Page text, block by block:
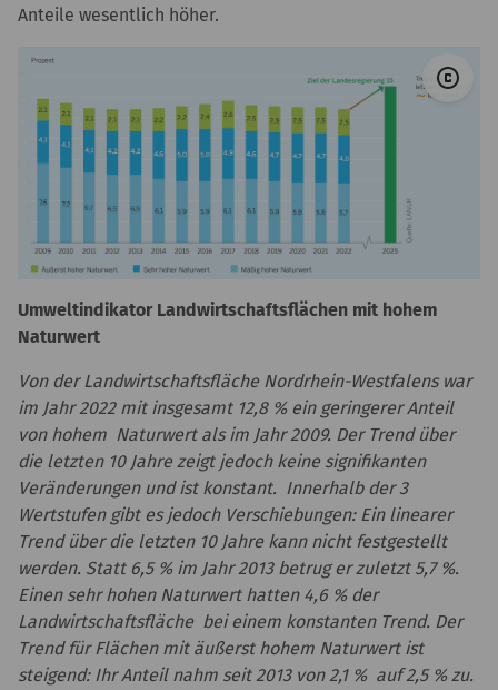
Anteile wesentlich höher.
copyright
Umweltindikator Landwirtschaftsflächen mit hohem
Naturwert
Von der Landwirtschaftsfläche Nordrhein-Westfalens war
im Jahr 2022 mit insgesamt 12,8 % ein geringerer Anteil
von hohem Naturwert als im Jahr 2009. Der Trend über
die letzten 10 Jahre zeigt jedoch keine signifikanten
Veränderungen und ist konstant. Innerhalb der 3
Wertstufen gibt es jedoch Verschiebungen: Ein linearer
Trend über die letzten 10 Jahre kann nicht festgestellt
werden. Statt 6,5 % im Jahr 2013 betrug er zuletzt 5,7 %.
Einen sehr hohen Naturwert hatten 4,6 % der
Landwirtschaftsfläche bei einem konstanten Trend. Der
Trend für Flächen mit äußerst hohem Naturwert ist
steigend: Ihr Anteil nahm seit 2013 von 2,1 % auf 2,5 % zu.